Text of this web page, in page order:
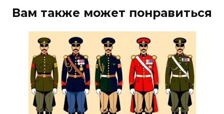
Вам также может понравиться